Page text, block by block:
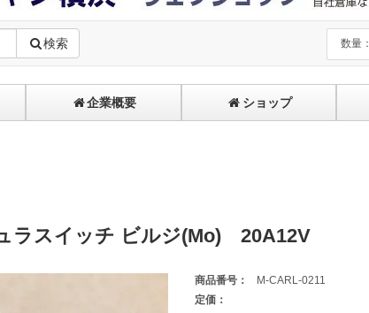
検索 数量：
企業概要 ショップ
ラスイッチ ビルジ(Mo) 20A12V
商品番号：
M-CARL-0211
定価：